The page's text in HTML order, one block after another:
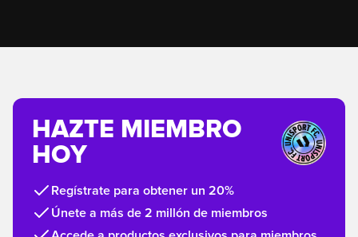
HAZTE MIEMBRO
HOY
Regístrate para obtener un 20%
Únete a más de 2 millón de miembros